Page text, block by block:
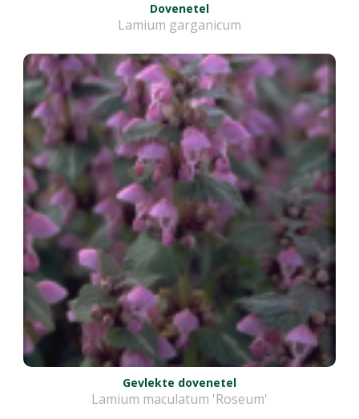
Dovenetel
Lamium garganicum
Gevlekte dovenetel
Lamium maculatum 'Roseum'